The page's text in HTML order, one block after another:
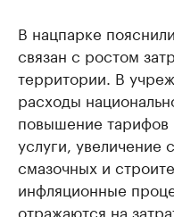
В нацпарке
связан с ростом
территории. В
расходы
повышение
услуги, увеличение
смазочных и
инфляционные
отражаются на